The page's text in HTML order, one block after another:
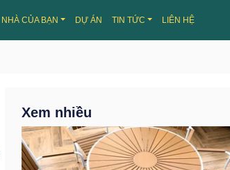
NHÀ CỦA BẠN DỰ ÁN TIN TỨC LIÊN HỆ
Xem nhiều